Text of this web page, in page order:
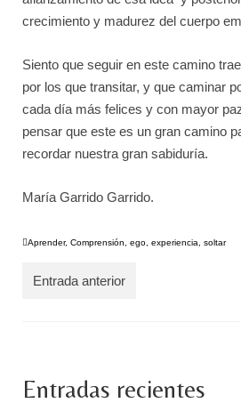
crecimiento y madurez del cuerpo
Siento que seguir en este camino
por los que transitar, y que caminar
cada día más felices y con mayor
pensar que este es un gran camino
recordar nuestra gran sabiduría.
María Garrido Garrido.
Aprender, Comprensión ego experiencia soltar
Entrada anterior
Entradas recientes